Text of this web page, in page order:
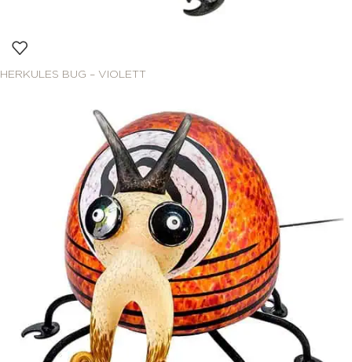
HERKULES BUG – VIOLETT